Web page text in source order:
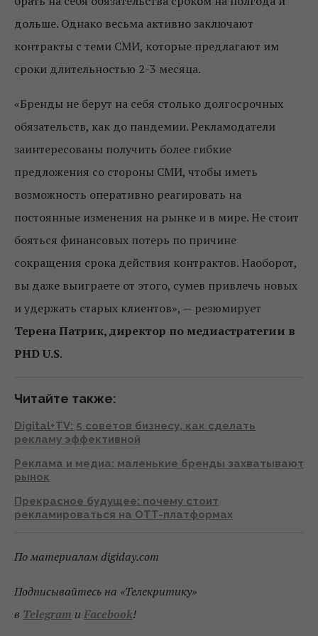
дольше. Однако весьма активно заключают
контракты с теми СМИ, которые предлагают им
сроки длительностью 2-3 месяца.
«Бренды не берут на себя столько долгосрочных
обязательств, как до пандемии. Рекламодатели
заинтересованы получить более гибкие
предложения со стороны СМИ, чтобы иметь
возможность оперативно реагировать на
постоянные изменения на рынке и в мире. Не стоит
бояться финансовых потерь по причине
сокращения срока действия контрактов. Наоборот,
вы даже выиграете от этого, сумев привлечь новых
и удержать старых клиентов», — резюмирует
Терена Патрик, директор по медиастратегии в
PHD U.S.
Читайте также:
Digital+TV: 5 советов бизнесу, как сделать
рекламу эффективной
Реклама и медиа: маленькие бренды захватывают
рынок
Прекрасное будущее: почему стоит
рекламироваться на OTT-платформах
По материалам digiday.com
Подписывайтесь на «Телекритику»
в Telegram и Facebook!